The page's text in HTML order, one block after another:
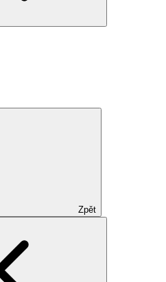
Zpět